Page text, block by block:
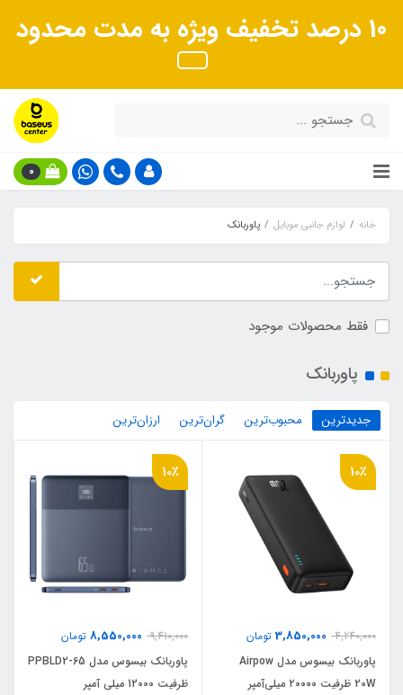
10 درصد تخفیف ویژه به مدت محدود
0
خانه لوازم جانبی موبایل پاوربانک
فقط محصولات موجود
پاوربانک
جدیدترین محبوب‌ترین گران‌ترین ارزان‌ترین
10٪
4,240,000
3,850,000 تومان
پاوربانک بیسوس مدل Airpow
20W ظرفیت ۲۰۰۰۰ میلی‌آمپر
10٪
9,410,000
8,550,000 تومان
پاوربانک بیسوس مدل PPBLD2-65
ظرفیت 12000 میلی آمپر